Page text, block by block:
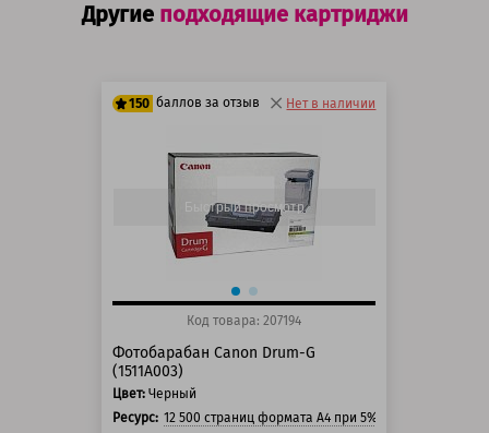
Другие подходящие картриджи
150 баллов за отзыв
125 баллов
150 баллов
Нет в наличии
Быстрый просмотр
Код товара: 207194
Фотобарабан Canon Drum-G
(1511A003)
Цвет: Черный
Ресурс: 12 500 страниц формата А4 при 5% заполнении